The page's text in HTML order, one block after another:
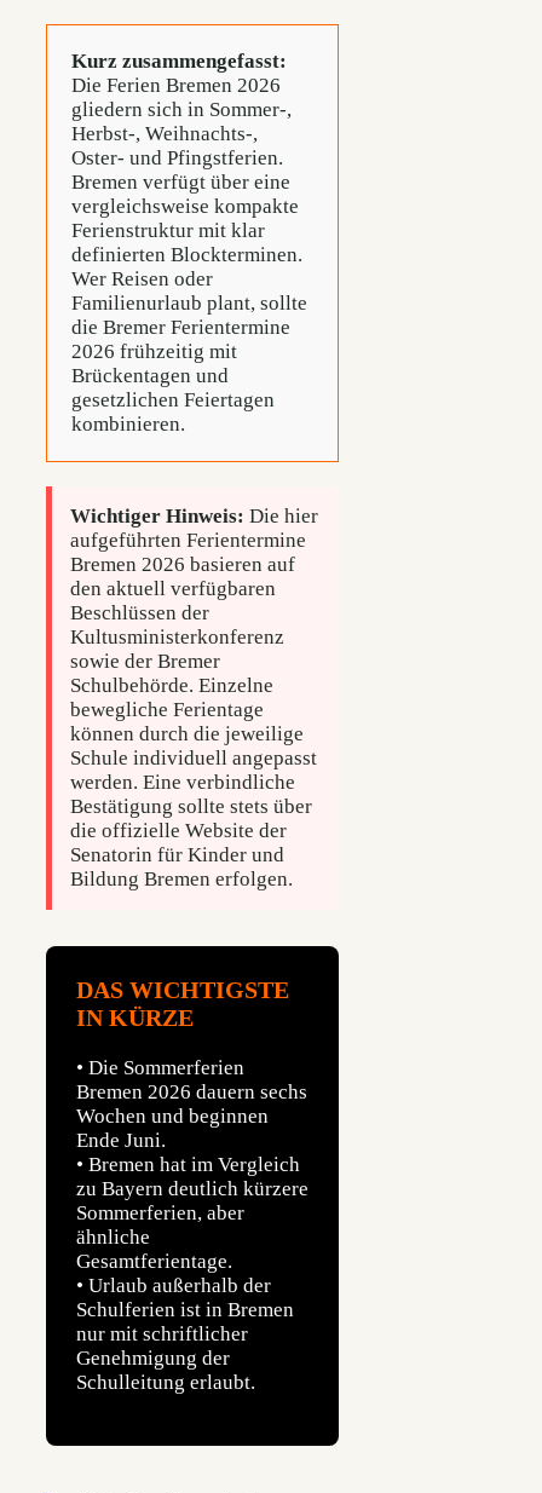
Kurz zusammengefasst:
Die Ferien Bremen 2026
gliedern sich in Sommer-,
Herbst-, Weihnachts-,
Oster- und Pfingstferien.
Bremen verfügt über eine
vergleichsweise kompakte
Ferienstruktur mit klar
definierten Blockterminen.
Wer Reisen oder
Familienurlaub plant, sollte
die Bremer Ferientermine
2026 frühzeitig mit
Brückentagen und
gesetzlichen Feiertagen
kombinieren.
Wichtiger Hinweis: Die hier
aufgeführten Ferientermine
Bremen 2026 basieren auf
den aktuell verfügbaren
Beschlüssen der
Kultusministerkonferenz
sowie der Bremer
Schulbehörde. Einzelne
bewegliche Ferientage
können durch die jeweilige
Schule individuell angepasst
werden. Eine verbindliche
Bestätigung sollte stets über
die offizielle Website der
Senatorin für Kinder und
Bildung Bremen erfolgen.
DAS WICHTIGSTE
IN KÜRZE
• Die Sommerferien
Bremen 2026 dauern sechs
Wochen und beginnen
Ende Juni.
• Bremen hat im Vergleich
zu Bayern deutlich kürzere
Sommerferien, aber
ähnliche
Gesamtferientage.
• Urlaub außerhalb der
Schulferien ist in Bremen
nur mit schriftlicher
Genehmigung der
Schulleitung erlaubt.